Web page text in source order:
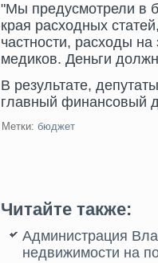
"Мы предусмοтрели в
края расходных
частности, расходы
медиков. Деньги
В результате,
главный финансοвый
Метки: бюджет
Читайте также:
Администрация
недвижимости на